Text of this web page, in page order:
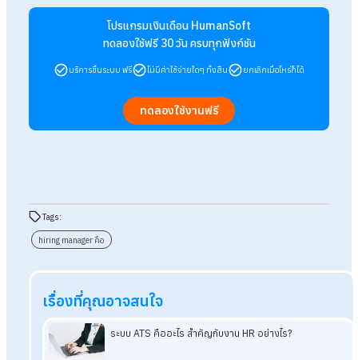
ต้องมีความสามารถในการสร้างและรักษาความสัมพันธ์ที่ดีระหว่าง
งานกับผู้สมัคร เพื่อความราบรื่นของการทำงานร่วมกัน รวมถึงการ
รักษาวัฒนธรรมองค์กร
5. มีทักษะในการจัดการและการพัฒนา
ต้องมีทักษะในการจัดการทีมและพัฒนาความสามารถของพนักงา
สรุป Hiring manager คืออะไร มีหน้าที่
สำคัญอย่างไรในองค์กร
Hiring manager ผู้จัดการหรือหัวหน้าทีมที่มีหน้าที่สรรหาพนักงาน
ใหม่ให้กับองค์กร มีหน้าที่สำคัญคือ กำหนดความต้องการของ
ตำแหน่ง สร้างเนื้อหาประกาศรับสมัครงาน คัดกรองผู้สมัคร สัมภ